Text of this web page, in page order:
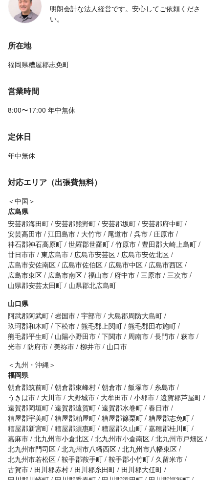
明朗会計な法人経営です。安心してご依頼くださ
い。
所在地
福岡県糟屋郡志免町
営業時間
8:00〜17:00 年中無休
定休日
年中無休
対応エリア（出張費無料）
＜中国＞
広島県
安芸郡海田町 安芸郡熊野町 安芸郡坂町 安芸郡府中町
安芸高田市 江田島市 大竹市 尾道市 呉市
庄原市
神石郡神石高原町 世羅郡世羅町 竹原市
豊田郡大崎上島町
廿日市市 東広島市 広島市安芸区
広島市安佐北区
広島市安佐南区
広島市佐伯区 広島市中区
広島市西区
広島市東区
広島市南区 福山市 府中市 三原市 三次市
山県郡安芸太田町
山県郡北広島町
山口県
阿武郡阿武町 岩国市 宇部市
大島郡周防大島町
玖珂郡和木町 下松市 熊毛郡上関町 熊毛郡田布施町
熊毛郡平生町
山陽小野田市 下関市 周南市 長門市 萩市
光市 防府市 美祢市 柳井市
山口市
＜九州・沖縄＞
福岡県
朝倉郡筑前町 朝倉郡東峰村 朝倉市 飯塚市
糸島市
うきは市
大川市 大野城市 大牟田市 小郡市 遠賀郡芦屋町
遠賀郡岡垣町 遠賀郡遠賀町 遠賀郡水巻町 春日市
糟屋郡宇美町 糟屋郡粕屋町 糟屋郡篠栗町 糟屋郡志免町
糟屋郡新宮町 糟屋郡須惠町 糟屋郡久山町 嘉穂郡桂川町
嘉麻市 北九州市小倉北区 北九州市小倉南区 北九州市戸畑区
北九州市門司区 北九州市八幡西区 北九州市八幡東区
北九州市若松区 鞍手郡鞍手町 鞍手郡小竹町
久留米市
古賀市
田川郡赤村 田川郡糸田町
田川郡大任町